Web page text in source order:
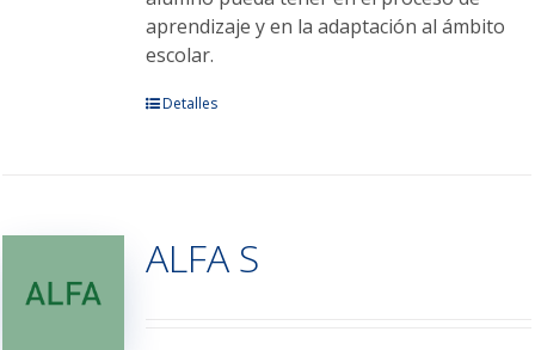
aprendizaje y en la adaptación al ámbito
escolar.
Este
Las
opciones
Detalles
ALFA S